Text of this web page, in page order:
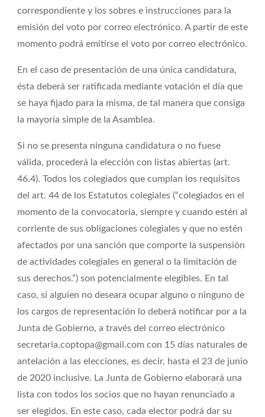
correspondiente y los sobres e instrucciones para la
emisión del voto por correo electrónico. A partir de este
momento podrá emitirse el voto por correo electrónico.
En el caso de presentación de una única candidatura,
ésta deberá ser ratificada mediante votación el día que
se haya fijado para la misma, de tal manera que consiga
la mayoría simple de la Asamblea.
Si no se presenta ninguna candidatura o no fuese
válida, procederá la elección con listas abiertas (art.
46.4). Todos los colegiados que cumplan los requisitos
del art. 44 de los Estatutos colegiales (“colegiados en el
momento de la convocatoria, siempre y cuando estén al
corriente de sus obligaciones colegiales y que no estén
afectados por una sanción que comporte la suspensión
de actividades colegiales en general o la limitación de
sus derechos.”) son potencialmente elegibles. En tal
caso, si alguien no deseara ocupar alguno o ninguno de
los cargos de representación lo deberá notificar por a la
Junta de Gobierno, a través del correo electrónico
secretaria.coptopa@gmail.com con 15 días naturales de
antelación a las elecciones, es decir, hasta el 23 de junio
de 2020 inclusive. La Junta de Gobierno elaborará una
lista con todos los socios que no hayan renunciado a
ser elegidos. En este caso, cada elector podrá dar su